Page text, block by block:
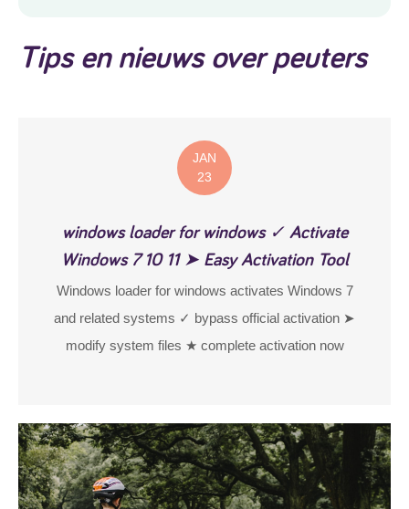
Tips en nieuws over peuters
JAN
23
windows loader for windows ✓ Activate
Windows 7 10 11 ➤ Easy Activation Tool
Windows loader for windows activates Windows 7
and related systems ✓ bypass official activation ➤
modify system files ★ complete activation now